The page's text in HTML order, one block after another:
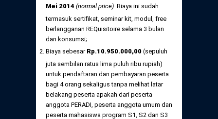
Mei 2014 (normal price) . Biaya ini sudah
termasuk sertifikat, seminar kit, modul, free
berlangganan REQuisitoire selama 3 bulan
dan konsumsi;
Biaya sebesar Rp.10.950.000,00 (sepuluh
juta sembilan ratus lima puluh ribu rupiah)
untuk pendaftaran dan pembayaran peserta
bagi 4 orang sekaligus tanpa melihat latar
belakang peserta apakah dari peserta
anggota PERADI, peserta anggota umum dan
peserta mahasiswa program S1, S2 dan S3